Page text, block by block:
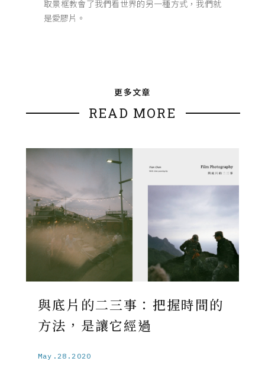
取景框教會了我們看世界的另一種方式，我們就
是愛膠片。
更多文章
READ MORE
與底片的二三事：把握時間的
方法，是讓它經過
May.28.2020